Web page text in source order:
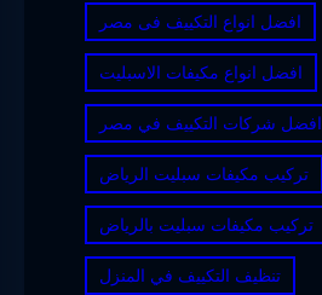
افضل انواع التكييف فى مصر
افضل انواع مكيفات الاسبليت
افضل شركات التكييف في مصر
تركيب مكيفات سبليت الرياض
تركيب مكيفات سبليت بالرياض
تنظيف التكييف في المنزل